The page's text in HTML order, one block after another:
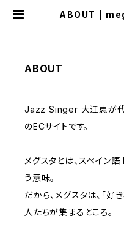
ABOUT |
ABOUT
Jazz Singer 大江恵が代
のECサイトです。
メグスタとは、スペイン
う意味。
だから、メグスタは、「好
人たちが集まるところ。